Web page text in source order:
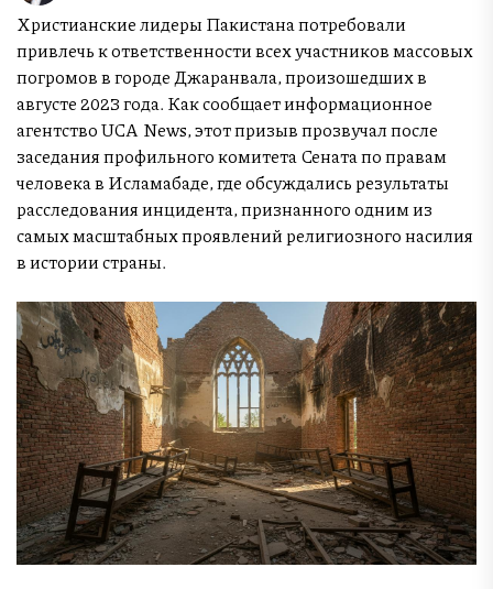
Христианские лидеры Пакистана потребовали
привлечь к ответственности всех участников массовых
погромов в городе Джаранвала, произошедших в
августе 2023 года. Как сообщает информационное
агентство UCA News, этот призыв прозвучал после
заседания профильного комитета Сената по правам
человека в Исламабаде, где обсуждались результаты
расследования инцидента, признанного одним из
самых масштабных проявлений религиозного насилия
в истории страны.